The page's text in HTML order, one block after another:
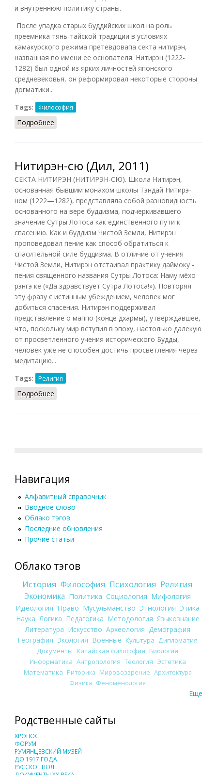
и внутреннюю политику страны.
После упадка старых буддийских школ на роль
преемника тянь-тайской традиции в условиях
камакурского режима претевдовапа секта нитирэн,
названная по имени ее основателя. Нитирэн (1222-
1282) был одной из ярких личностей японского
средневековья, он реформировал некоторые стороны
догматики...
Tags:
Философия
Подробнее
Нитирэн-сю (Дил, 2011)
СЕКТА НИТИРЭН (НИТИРЭН-СЮ). Школа Нитирэн,
основанная бывшим монахом школы Тэндай Нитирэ-
ном (1222—1282), представляла собой разновидность
основанного на вере буддизма, подчеркивавшего
значение Сутры Лотоса как единственного пути к
спасению. Как и буддизм Чистой Земли, Нитирэн
проповедовал пение как способ обратиться к
спасительной силе буддизма. В отличие от учения
Чистой Земли, Нитирэн отстаивал практику даймоку -
пения священного названия Сутры Лотоса: Наму мёхо
рэнгэ кё («Да здравствует Сутра Лотоса!»). Повторяя
эту фразу с истинным убеждением, человек мог
добиться спасения. Нитирэн поддерживал
представление о маппо (конце дхармы), утверждавшее,
что, поскольку мир вступил в эпоху, настолько далекую
от просветленного учения исторического Будды,
человек уже не способен достичь просветления через
медитацию...
Tags:
Религия
Подробнее
Навигация
Алфавитный справочник
Вводное слово
Облако тэгов
Последние обновления
Прочие статьи
Облако тэгов
История Философия Психология Религия
Экономика Политика Социология Мифология
Идеология Право Мусульманство Этнология Этика
Наука Логика Педагогика Методология Языкознание
Литература Искусство Археология Демография
География Экология Военные Культура
Дипломатия
Документы Китайская философия Биология
Информатика Антропология Теология Эстетика
Математика Риторика Мировоззрение Архитектура
Физика Феноменология
Еще
Родственные сайты
ХРОНОС
ФОРУМ
РУМЯНЦЕВСКИЙ МУЗЕЙ
ДО 1917 ГОДА
РУССКОЕ ПОЛЕ